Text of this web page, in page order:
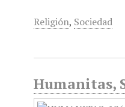
Religión, Sociedad
Humanitas,